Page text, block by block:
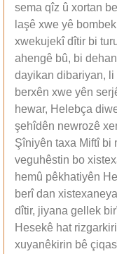
sema qîz û xortan
laşê xwe yê
xwekujekî dîtir bi
ahengê bû, bi
dayikan dibariyan,
berxên xwe yên
hewar, Helebça
şehîdên newrozê
Şîniyên taxa Miftî bi
veguhêstin bo
hemû pêkhatiyên
berî dan
dîtir, jiyana gellek
Hesekê hat
xuyanêkirin bê